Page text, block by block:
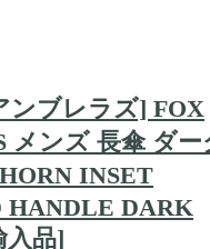
よりアマゾンカスタマーサ
日以内でしたら、返金・交
ージ参照お願い致します。 /
「彗】シンプルなデザイン
ワンポイントでバンドに入
のないシンプルなデザイン
ンド発祥地】：日本、【
ンブレラズ] FOX
メンズ 長傘 ダー
INSET
HANDLE DARK
入品]